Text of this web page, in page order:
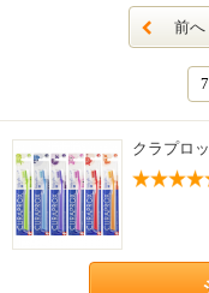
前へ
クラプロ